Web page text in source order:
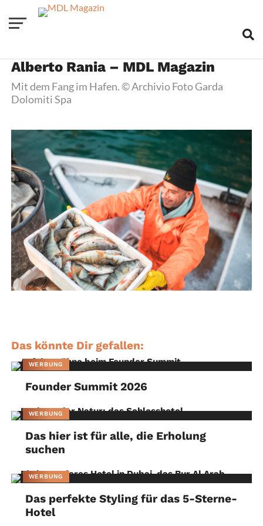
Alberto Rania – MDL Magazin
Mit dem Fang im Hafen. © Archivio Foto Garda
Dolomiti Spa
Das könnte Dir gefallen:
WERBUNG
Founder Summit 2026
WERBUNG
Das hier ist für alle, die Erholung
suchen
WERBUNG
Das perfekte Styling für das 5-Sterne-
Hotel